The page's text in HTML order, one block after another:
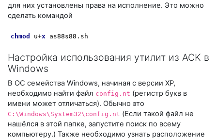
для них установлены права на исполнение. Это можно
сделать командой
chmod u+x as88s88.sh
Настройка использования утилит из ACK в
Windows
В ОС семейства Windows, начиная с версии XP,
необходимо найти файл config.nt (регистр букв в
имени может отличаться). Обычно это
C:\Windows\System32\config.nt (Если такой файл не
нашёлся в этой папке, запустите поиск по всему
компьютеру.) Также необходимо узнать расположение